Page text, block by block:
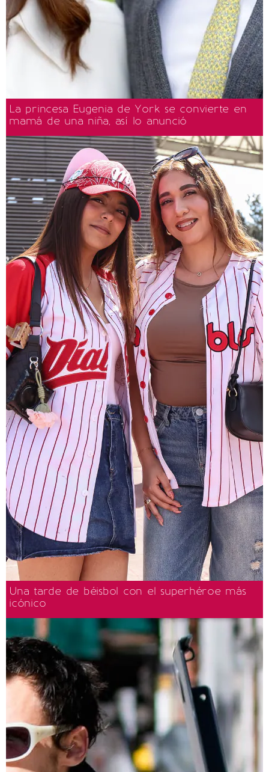
La princesa Eugenia de York se convierte en
mamá de una niña, así lo anunció
Una tarde de béisbol con el superhéroe más
icónico